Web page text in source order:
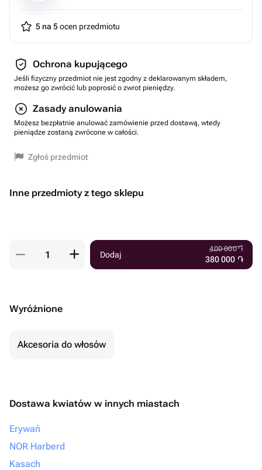
5 na 5ocen przedmiotu
Ochrona kupującego
Jeśli fizyczny przedmiot nie jest zgodny z deklarowanym składem,
możesz go zwrócić lub poprosić o zwrot pieniędzy.
Zasady anulowania
Możesz bezpłatnie anulować zamówienie przed dostawą, wtedy
pieniądze zostaną zwrócone w całości.
Zgłoś przedmiot
Inne przedmioty z tego sklepu
Dodaj
400 000֏
380 000 ֏
Wyróżnione
Akcesoria do włosów
Dostawa kwiatów w innych miastach
Erywań
NOR Harberd
Kasach